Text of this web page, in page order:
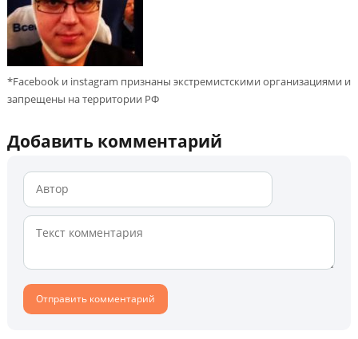
*Facebook и instagram признаны экстремистскими организациями и
запрещены на территории РФ
Добавить комментарий